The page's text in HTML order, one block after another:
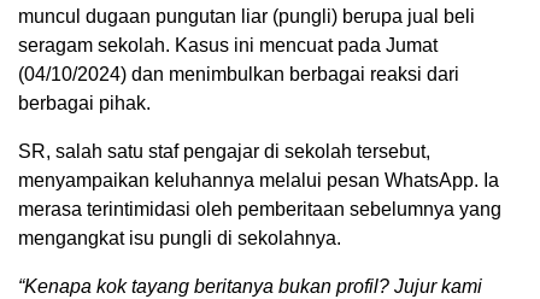
muncul dugaan pungutan liar (pungli) berupa jual beli
seragam sekolah. Kasus ini mencuat pada Jumat
(04/10/2024) dan menimbulkan berbagai reaksi dari
berbagai pihak.
SR, salah satu staf pengajar di sekolah tersebut,
menyampaikan keluhannya melalui pesan WhatsApp. Ia
merasa terintimidasi oleh pemberitaan sebelumnya yang
mengangkat isu pungli di sekolahnya.
“Kenapa kok tayang beritanya bukan profil? Jujur kami